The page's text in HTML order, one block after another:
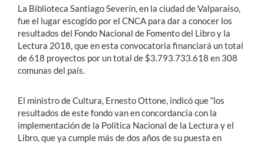
La Biblioteca Santiago Severín, en la ciudad de Valparaíso,
fue el lugar escogido por el CNCA para dar a conocer los
resultados del Fondo Nacional de Fomento del Libro y la
Lectura 2018, que en esta convocatoria financiará un total
de 618 proyectos por un total de $3.793.733.618 en 308
comunas del país.
El ministro de Cultura, Ernesto Ottone, indicó que “los
resultados de este fondo van en concordancia con la
implementación de la Política Nacional de la Lectura y el
Libro, que ya cumple más de dos años de su puesta en